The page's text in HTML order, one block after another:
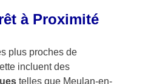
à Proximité
plus proches de
incluent des
telles que Meulan-en-